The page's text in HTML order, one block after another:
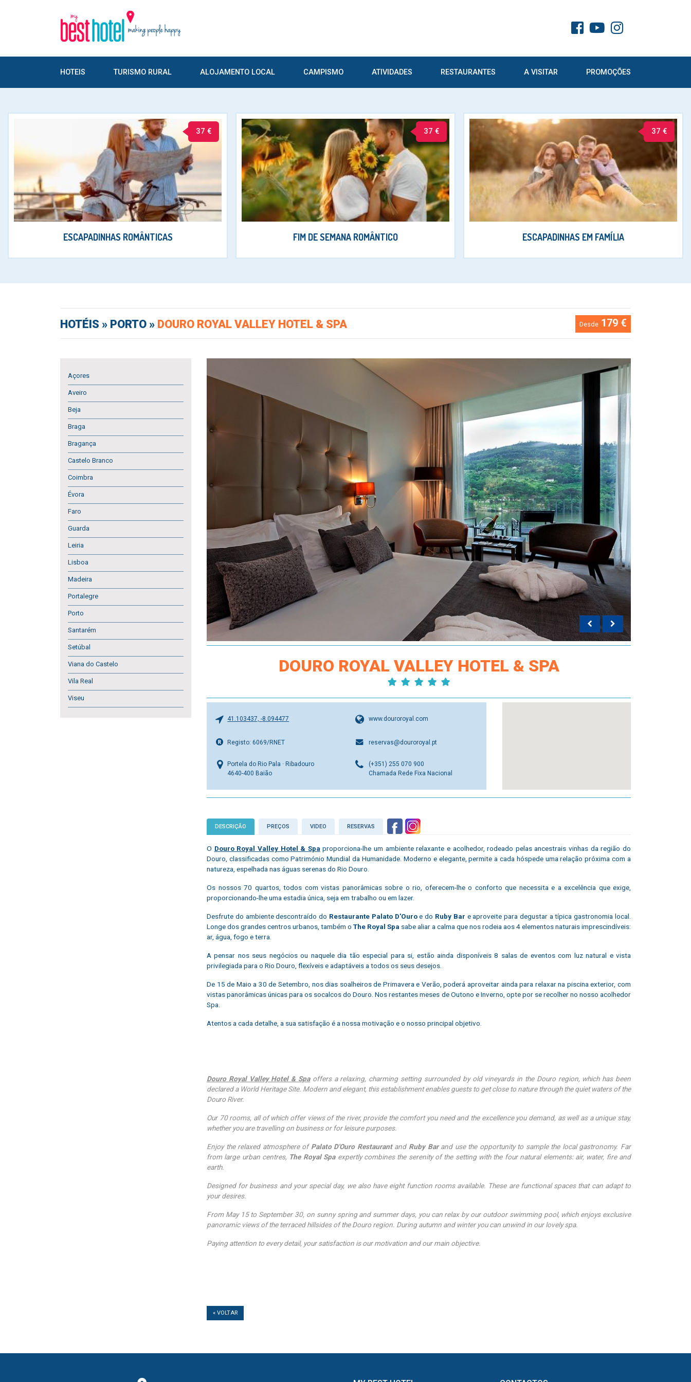
HOTEIS TURISMO RURAL ALOJAMENTO LOCAL CAMPISMO ATIVIDADES RESTAURANTES A VISITAR PROMOÇÕES
37 €
ESCAPADINHAS ROMÂNTICAS
37 €
FIM DE SEMANA ROMÂNTICO
37 €
ESCAPADINHAS EM FAMÍLIA
HOTÉIS » PORTO » DOURO ROYAL VALLEY HOTEL & SPA Desde 179 €
Açores
Aveiro
Beja
Braga
Bragança
Castelo Branco
Coimbra
Évora
Faro
Guarda
Leiria
Lisboa
Madeira
Portalegre
Porto
Santarém
Setúbal
Viana do Castelo
Vila Real
Viseu
DOURO ROYAL VALLEY HOTEL & SPA
41.103437, -8.094477
Registo: 6069/RNET
Portela do Rio Pala · Ribadouro
4640-400 Baião
www.douroroyal.com
reservas@douroroyal.pt
(+351) 255 070 900
Chamada Rede Fixa Nacional
DESCRIÇÃO PREÇOS VIDEO RESERVAS
O Douro Royal Valley Hotel & Spa proporciona-lhe um ambiente relaxante e acolhedor, rodeado pelas ancestrais vinhas da região do
Douro, classificadas como Património Mundial da Humanidade. Moderno e elegante, permite a cada hóspede uma relação próxima com a
natureza, espelhada nas águas serenas do Rio Douro.
Os nossos 70 quartos, todos com vistas panorâmicas sobre o rio, oferecem-lhe o conforto que necessita e a excelência que exige,
proporcionando-lhe uma estadia única, seja em trabalho ou em lazer.
Desfrute do ambiente descontraído do Restaurante Palato D'Ouroe do Ruby Bar e aproveite para degustar a típica gastronomia local.
Longe dos grandes centros urbanos, também o The Royal Spa sabe aliar a calma que nos rodeia aos 4 elementos naturais imprescindíveis:
ar, água, fogo e terra.
A pensar nos seus negócios ou naquele dia tão especial para si, estão ainda disponíveis 8 salas de eventos com luz natural e vista
privilegiada para o Rio Douro, flexíveis e adaptáveis a todos os seus desejos.
De 15 de Maio a 30 de Setembro, nos dias soalheiros de Primavera e Verão, poderá aproveitar ainda para relaxar na piscina exterior, com
vistas panorâmicas únicas para os socalcos do Douro. Nos restantes meses de Outono e Inverno, opte por se recolher no nosso acolhedor
Spa.
Atentos a cada detalhe, a sua satisfação é a nossa motivação e o nosso principal objetivo.
Douro Royal Valley Hotel & Spaoffers a relaxing, charming setting surrounded by old vineyards in the Douro region, which has been
declared a World Heritage Site. Modern and elegant, this establishment enables guests to get close to nature through the quiet waters of the
Douro River.
Our 70 rooms, all of which offer views of the river, provide the comfort you need and the excellence you demand, as well as a unique stay,
whether you are travelling on business or for leisure purposes.
Enjoy the relaxed atmosphere of Palato D'Ouro Restaurantand Ruby Barand use the opportunity to sample the local gastronomy. Far
from large urban centres, The Royal Spaexpertly combines the serenity of the setting with the four natural elements: air, water, fire and
earth.
Designed for business and your special day, we also have eight function rooms available. These are functional spaces that can adapt to
your desires.
From May 15 to September 30, on sunny spring and summer days, you can relax by our outdoor swimming pool, which enjoys exclusive
panoramic views of the terraced hillsides of the Douro region. During autumn and winter you can unwind in our lovely spa.
Paying attention to every detail, your satisfaction is our motivation and our main objective.
« VOLTAR